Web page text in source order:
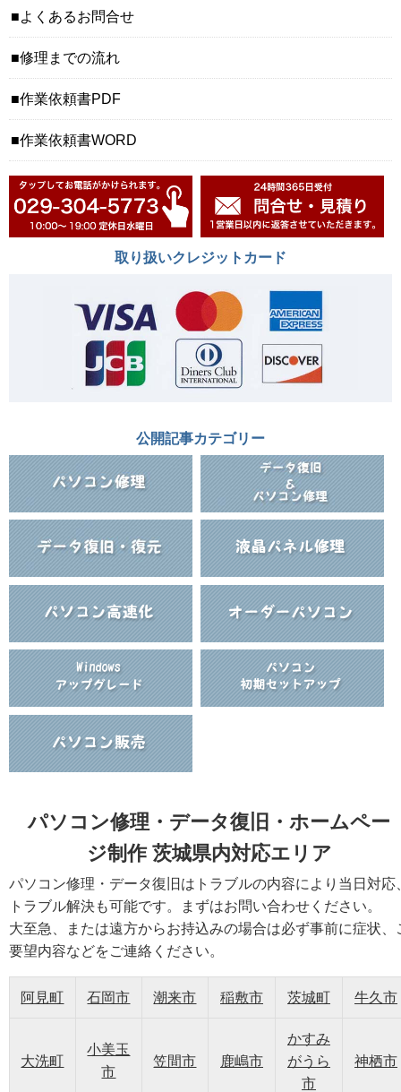
よくあるお問合せ
修理までの流れ
作業依頼書PDF
作業依頼書WORD
取り扱いクレジットカード
公開記事カテゴリー
パソコン修理・データ復旧・ホームペー
ジ制作 茨城県内対応エリア
パソコン修理・データ復旧はトラブルの内容により当日対応
トラブル解決も可能です。まずはお問い合わせください。
大至急、または遠方からお持込みの場合は必ず事前に症状、
要望内容などをご連絡ください。
阿見町 石岡市 潮来市 稲敷市 茨城町 牛久市
大洗町
小美玉
市
笠間市 鹿嶋市
かすみ
がうら
市
神栖市